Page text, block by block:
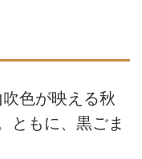
色が映える秋
ともに、黒ごま